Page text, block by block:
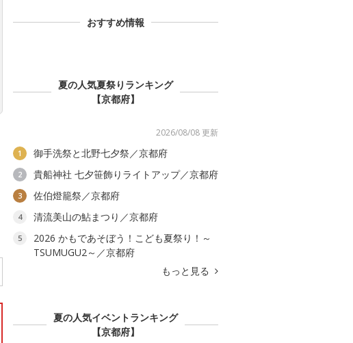
おすすめ情報
夏の人気夏祭りランキング
【京都府】
2026/08/08 更新
1 御手洗祭と北野七夕祭／京都府
2 貴船神社 七夕笹飾りライトアップ／京都府
3 佐伯燈籠祭／京都府
4 清流美山の鮎まつり／京都府
5
2026 かもであそぼう！こども夏祭り！～
TSUMUGU2～／京都府
もっと見る
夏の人気イベントランキング
【京都府】